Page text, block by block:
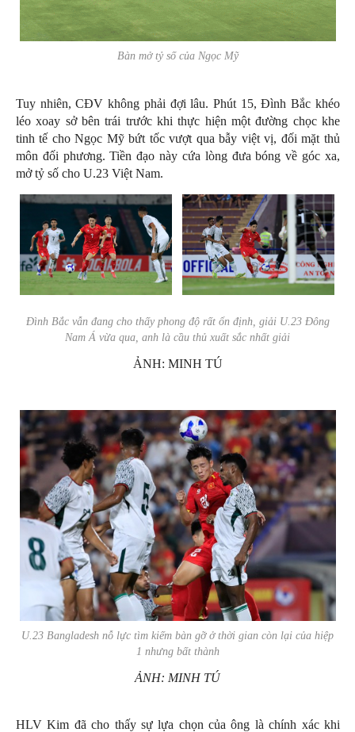
Bàn mở tỷ số của Ngọc Mỹ
Tuy nhiên, CĐV không phải đợi lâu. Phút 15, Đình Bắc khéo
léo xoay sở bên trái trước khi thực hiện một đường chọc khe
tinh tế cho Ngọc Mỹ bứt tốc vượt qua bẫy việt vị, đối mặt thủ
môn đối phương. Tiền đạo này cứa lòng đưa bóng về góc xa,
mở tỷ số cho U.23 Việt Nam.
Đình Bắc vẫn đang cho thấy phong độ rất ổn định, giải U.23 Đông
Nam Á vừa qua, anh là cầu thủ xuất sắc nhất giải
ẢNH: MINH TÚ
U.23 Bangladesh nỗ lực tìm kiếm bàn gỡ ở thời gian còn lại của hiệp
1 nhưng bất thành
ẢNH: MINH TÚ
HLV Kim đã cho thấy sự lựa chọn của ông là chính xác khi